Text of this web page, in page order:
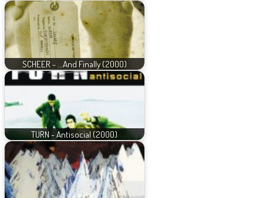
SCHEER - ...And Finally (2000)
TURN - Antisocial (2000)